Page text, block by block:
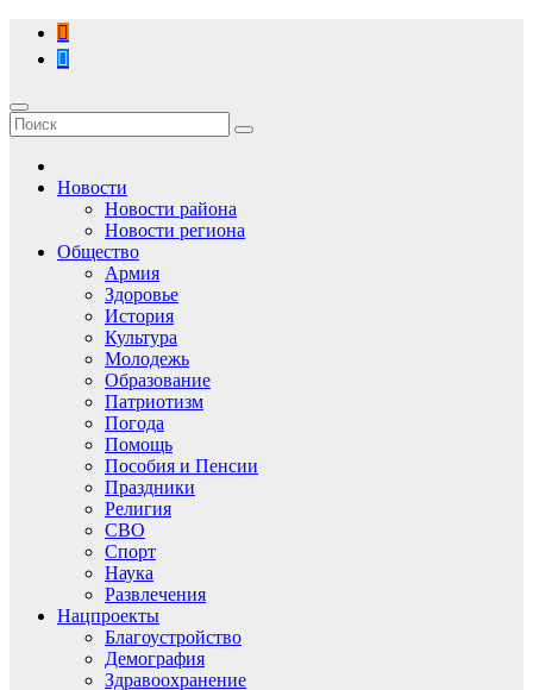
Перейти
содержимому
Новости
Новости района
Новости региона
Общество
Армия
Здоровье
История
Культура
Молодежь
Образование
Патриотизм
Погода
Помощь
Пособия и Пенсии
Праздники
Религия
СВО
Спорт
Наука
Развлечения
Нацпроекты
Благоустройство
Демография
Здравоохранение